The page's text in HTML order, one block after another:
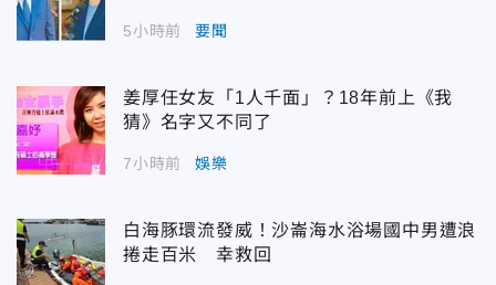
5小時前 要聞
姜厚任女友「1人千面」？18年前上《我
猜》名字又不同了
7小時前 娛樂
白海豚環流發威！沙崙海水浴場國中男遭浪
捲走百米 幸救回